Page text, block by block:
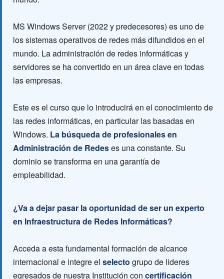
MS Windows Server (2022 y predecesores) es uno de
los sistemas operativos de redes más difundidos en el
mundo. La administración de redes informáticas y
servidores se ha convertido en un área clave en todas
las empresas.
Este es el curso que lo introducirá en el conocimiento de
las redes informáticas, en particular las basadas en
Windows. La búsqueda de profesionales en
Administración de Redeses una constante. Su
dominio se transforma en una garantía de
empleabilidad.
¿Va a dejar pasar la oportunidad de ser un experto
en Infraestructura de Redes Informáticas?
Acceda a esta fundamental formación de alcance
internacional e integre el selecto grupo de lideres
egresados de nuestra Institución con certificación